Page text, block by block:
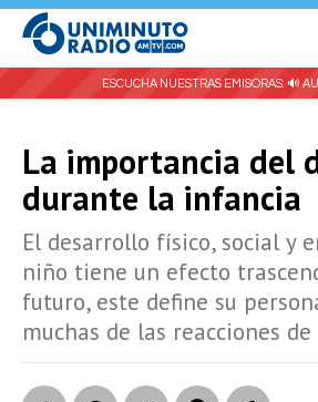
ESCUCHA NUESTRAS EMISORAS: 🔊
La importancia del
durante la infancia
El desarrollo físico, social y
niño tiene un efecto
futuro, este define su
muchas de las reacciones